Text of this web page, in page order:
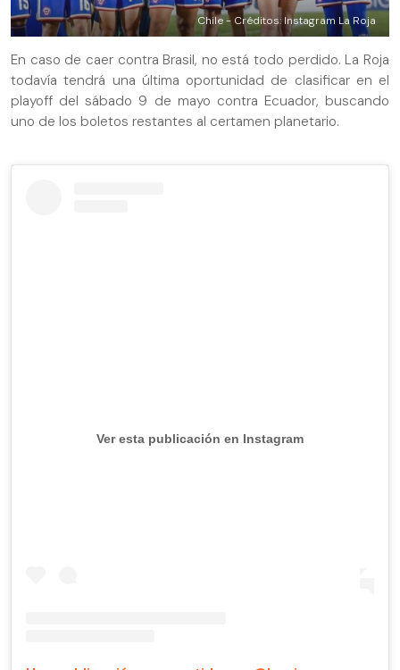
Chile - Créditos: Instagram La Roja
En caso de caer contra Brasil, no está todo perdido. La Roja
todavía tendrá una última oportunidad de clasificar en el
playoff del sábado 9 de mayo contra Ecuador, buscando
uno de los boletos restantes al certamen planetario.
Ver esta publicación en Instagram